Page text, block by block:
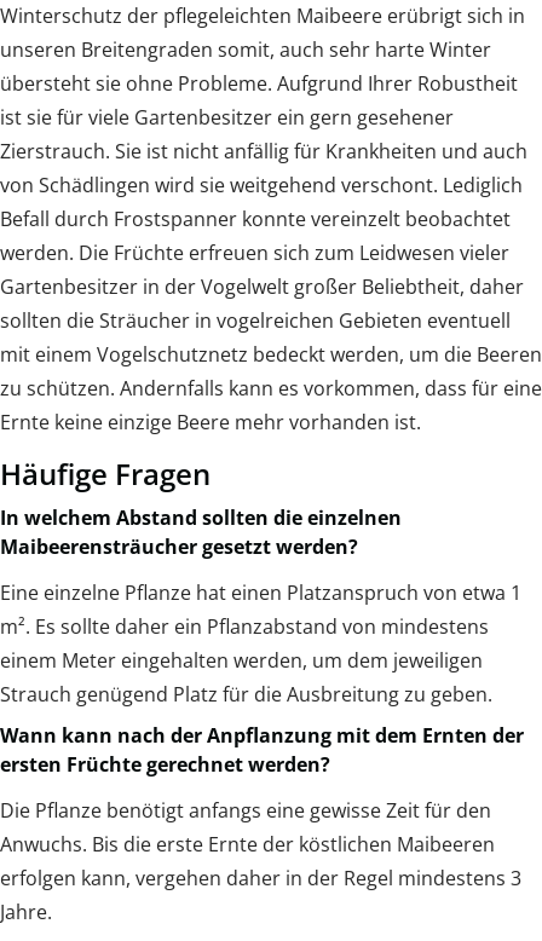
Winterschutz der pflegeleichten Maibeere erübrigt sich in
unseren Breitengraden somit, auch sehr harte Winter
übersteht sie ohne Probleme. Aufgrund Ihrer Robustheit
ist sie für viele Gartenbesitzer ein gern gesehener
Zierstrauch. Sie ist nicht anfällig für Krankheiten und auch
von Schädlingen wird sie weitgehend verschont. Lediglich
Befall durch Frostspanner konnte vereinzelt beobachtet
werden. Die Früchte erfreuen sich zum Leidwesen vieler
Gartenbesitzer in der Vogelwelt großer Beliebtheit, daher
sollten die Sträucher in vogelreichen Gebieten eventuell
mit einem Vogelschutznetz bedeckt werden, um die Beeren
zu schützen. Andernfalls kann es vorkommen, dass für eine
Ernte keine einzige Beere mehr vorhanden ist.
Häufige Fragen
In welchem Abstand sollten die einzelnen
Maibeerensträucher gesetzt werden?
Eine einzelne Pflanze hat einen Platzanspruch von etwa 1
m². Es sollte daher ein Pflanzabstand von mindestens
einem Meter eingehalten werden, um dem jeweiligen
Strauch genügend Platz für die Ausbreitung zu geben.
Wann kann nach der Anpflanzung mit dem Ernten der
ersten Früchte gerechnet werden?
Die Pflanze benötigt anfangs eine gewisse Zeit für den
Anwuchs. Bis die erste Ernte der köstlichen Maibeeren
erfolgen kann, vergehen daher in der Regel mindestens 3
Jahre.